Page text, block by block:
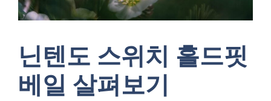
닌텐도 스위치 홀드핏
베일 살펴보기